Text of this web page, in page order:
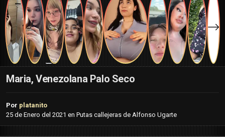
Maria, Venezolana Palo Seco
Por platanito
25 de Enero del 2021 en Putas callejeras de Alfonso Ugarte